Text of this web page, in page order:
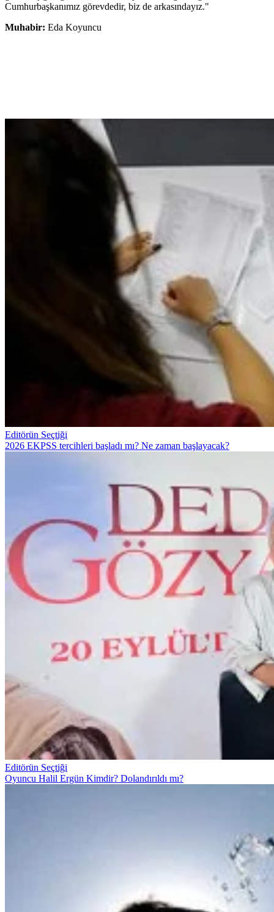
Cumhurbaşkanımız görevdedir, biz de arkasındayız."
Muhabir: Eda Koyuncu
Editörün Seçtiği
2026 EKPSS tercihleri başladı mı? Ne zaman başlayacak?
Editörün Seçtiği
Oyuncu Halil Ergün Kimdir? Dolandırıldı mı?